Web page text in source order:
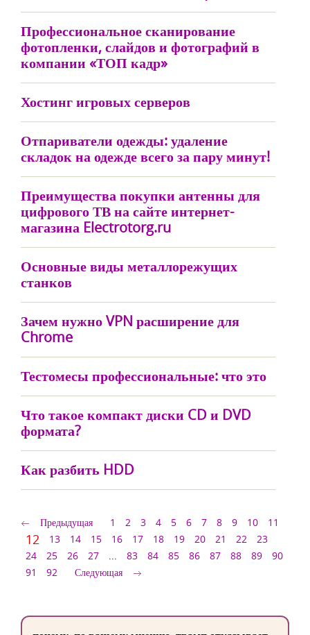
Профессиональное сканирование
фотопленки, слайдов и фотографий в
компании «ТОП кадр»
Хостинг игровых серверов
Отпариватели одежды: удаление
складок на одежде всего за пару минут!
Преимущества покупки антенны для
цифрового ТВ на сайте интернет-
магазина Electrotorg.ru
Основные виды металлорежущих
станков
Зачем нужно VPN расширение для
Chrome
Тестомесы профессиональные: что это
Что такое компакт диски CD и DVD
формата?
Как разбить HDD
Предыдущая 1 2 3 4 5 6 7 8 9 10 11
12 13 14 15 16 17 18 19 20 21 22
23
24
25 26 27 ... 83 84 85 86 87 88 89
90
91
92 Следующая